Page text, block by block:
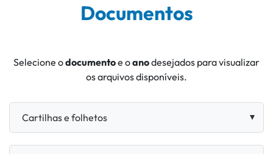
Documentos
Selecione odocumentoe oanodesejados para visualizar
os arquivos disponíveis.